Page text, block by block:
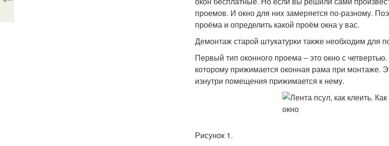
проемов. И окно для них замеряется по-разному.
проёма и определить какой проём окна у вас.
Демонтаж старой штукатурки также необходим для
Первый тип оконного проема – это окно с
которому прижимается оконная рама при монтаже.
изнутри помещения прижимается к нему.
Рисунок 1.